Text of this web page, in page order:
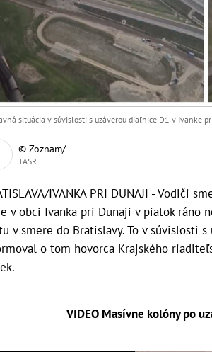
situácia v súvislosti s uzáverou diaľnice D1 v Ivanke
© Zoznam/
TASR
IVANKA PRI DUNAJI - Vodiči
v obci Ivanka pri Dunaji v piatok ráno
v smere do Bratislavy. To v súvislosti
o tom hovorca Krajského
VIDEO Masívne kolóny po